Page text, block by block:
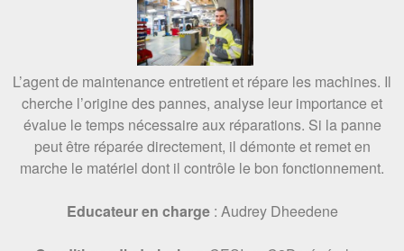
L’agent de maintenance entretient et répare les machines. Il
cherche l’origine des pannes, analyse leur importance et
évalue le temps nécessaire aux réparations. Si la panne
peut être réparée directement, il démonte et remet en
marche le matériel dont il contrôle le bon fonctionnement.
Educateur en charge: Audrey Dheedene